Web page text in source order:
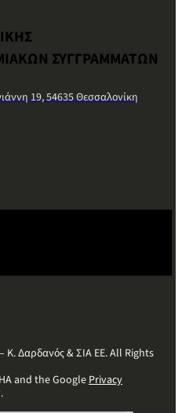
ΣΥΓΓΡΑΜΜΑΤΩΝ
19, 54635 Θεσσαλονίκη
Δαρδανός & ΣΙΑ ΕΕ. All Rights
and the GooglePrivacy